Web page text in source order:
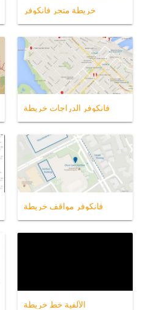
خريطة متجر فانكوفر
فانكوفر الدراجات خريطة
فانكوفر مواقف خريطة
الألفية خط خريطة